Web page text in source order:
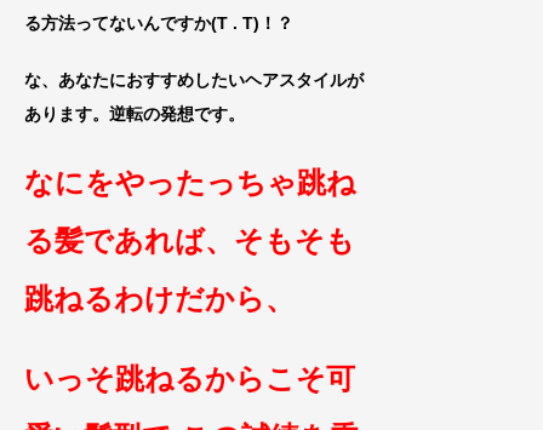
る方法ってないんですか(T . T)！？
な、あなたにおすすめしたいヘアスタイルが
あります。逆転の発想です。
なにをやったっちゃ跳ね
る髪であれば、 そもそも
跳ねるわけだから、
いっそ跳ねるからこそ可